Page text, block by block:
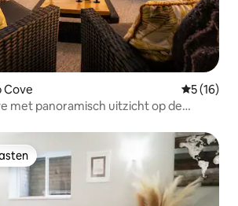
Cove
5 (16)
met panoramisch uitzicht op de